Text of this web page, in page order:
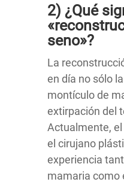
2) ¿Qué
seno»?
La
en día no sólo
montículo de
extirpación del
Actualmente,
el cirujano
experiencia
mamaria como